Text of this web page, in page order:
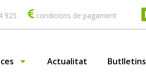
925 condicions de pagament
Actualitat Butlletins